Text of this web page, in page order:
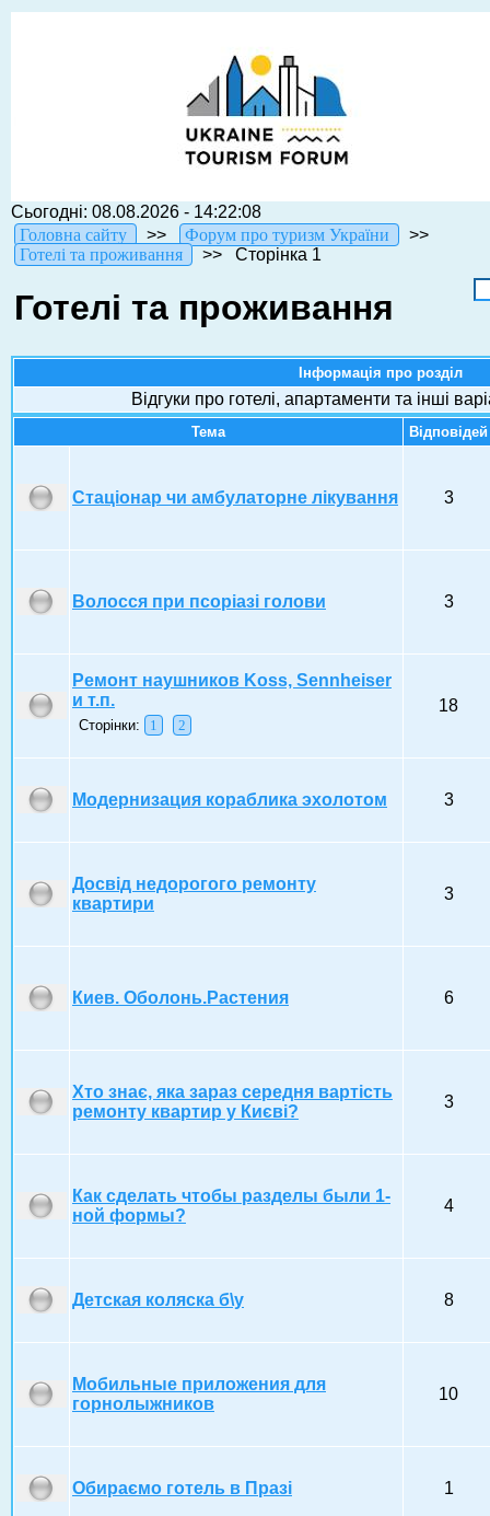
Сьогодні: 08.08.2026 - 14:22:08
Головна сайту
>> Форум про туризм України
>>
Готелі та проживання
>> Сторінка 1
Готелі та проживання
Інформація про розділ
Відгуки про готелі, апартаменти та інші
Тема Відповідей
Стаціонар чи амбулаторне лікування 3
Волосся при псоріазі голови 3
Ремонт наушников Koss, Sennheiser
и т.п.
Сторінки: 1 2
18
Модернизация кораблика эхолотом 3
Досвід недорогого ремонту
квартири
3
Киев. Оболонь.Растения 6
Хто знає, яка зараз середня вартість
ремонту квартир у Києві?
3
Как сделать чтобы разделы были 1-
ной формы?
4
Детская коляска б\у 8
Мобильные приложения для
горнолыжников
10
Обираємо готель в Празі 1